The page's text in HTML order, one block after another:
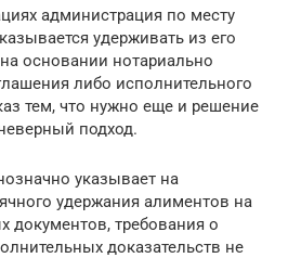
администрация по месту
удерживать из его
основании нотариально
либо исполнительного
тем, что нужно еще и решение
подход.
указывает на
удержания алиментов на
документов, требования о
доказательств не